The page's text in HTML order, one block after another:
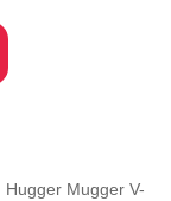
Mugger V-